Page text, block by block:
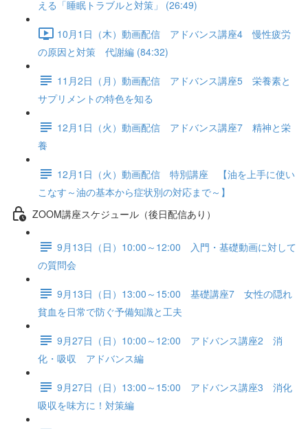
える「睡眠トラブルと対策」 (26:49)
10月1日（木）動画配信 アドバンス講座4 慢性疲労
の原因と対策 代謝編 (84:32)
11月2日（月）動画配信 アドバンス講座5 栄養素と
サプリメントの特色を知る
12月1日（火）動画配信 アドバンス講座7 精神と栄
養
12月1日（火）動画配信 特別講座 【油を上手に使い
こなす～油の基本から症状別の対応まで～】
ZOOM講座スケジュール（後日配信あり）
9月13日（日）10:00～12:00 入門・基礎動画に対して
の質問会
9月13日（日）13:00～15:00 基礎講座7 女性の隠れ
貧血を日常で防ぐ予備知識と工夫
9月27日（日）10:00～12:00 アドバンス講座2 消
化・吸収 アドバンス編
9月27日（日）13:00～15:00 アドバンス講座3 消化
吸収を味方に！対策編